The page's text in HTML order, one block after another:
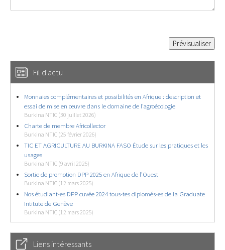
Fil d'actu
Monnaies complémentaires et possibilités en Afrique : description et
essai de mise en œuvre dans le domaine de l’agroécologie
Burkina NTIC (30 juillet 2026)
Charte de membre Africollector
Burkina NTIC (25 février 2026)
TIC ET AGRICULTURE AU BURKINA FASO Étude sur les pratiques et les
usages
Burkina NTIC (9 avril 2025)
Sortie de promotion DPP 2025 en Afrique de l’Ouest
Burkina NTIC (12 mars 2025)
Nos étudiant-es DPP cuvée 2024 tous-tes diplomés-es de la Graduate
Intitute de Genève
Burkina NTIC (12 mars 2025)
Liens intéressants